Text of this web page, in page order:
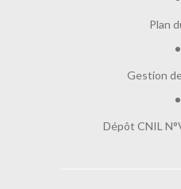
Plan
Gestion
Dépôt CNIL